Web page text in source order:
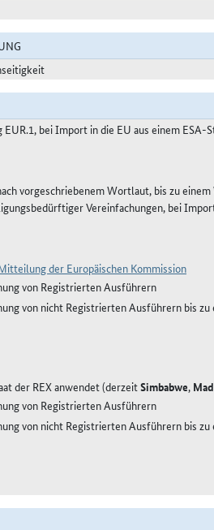
bei Import in die EU aus einem ESA-
vorgeschriebenem Wortlaut, bis zu
Vereinfachungen, bei
der Europäischen Kommission
von Registrierten Ausführern
von nicht Registrierten Ausführern bis
der REX anwendet (derzeitSimbabwe,
von Registrierten Ausführern
von nicht Registrierten Ausführern bis